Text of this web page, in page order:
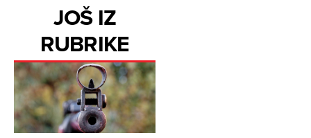
JOŠ IZ
RUBRIKE